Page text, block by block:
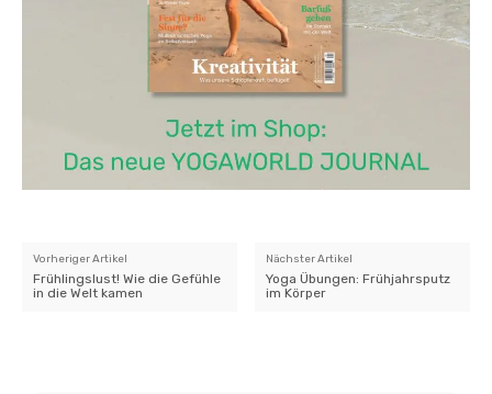
Vorheriger Artikel
Frühlingslust! Wie die Gefühle
in die Welt kamen
Nächster Artikel
Yoga Übungen: Frühjahrsputz
im Körper